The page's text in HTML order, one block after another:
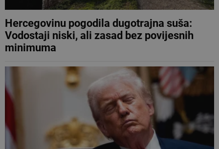
Hercegovinu pogodila dugotrajna suša:
Vodostaji niski, ali zasad bez povijesnih
minimuma